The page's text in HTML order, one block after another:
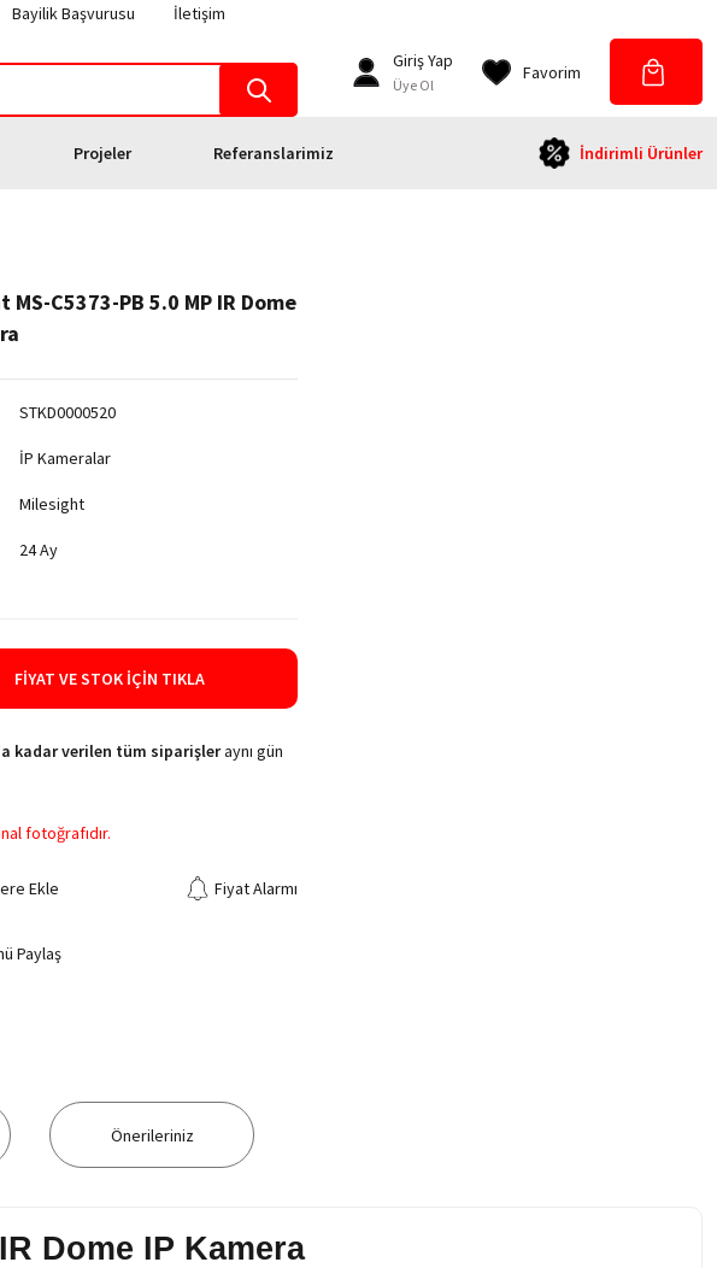
Bayilik Başvurusu
İletişim
Giriş Yap
Üye Ol
Favorim
Projeler Referanslarimiz İndirimli Ürünler
MS-C5373-PB 5.0 MP IR Dome
STKD0000520
İP Kameralar
Milesight
24 Ay
FIYAT VE STOK İÇIN TIKLA
kadar verilen tüm siparişleraynı gün
fotoğrafıdır.
Fiyat Alarmı
Paylaş
Önerileriniz
Dome IP Kamera